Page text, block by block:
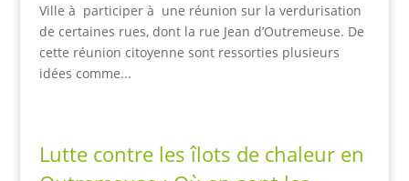
Ville à participer à une réunion sur la verdurisation
de certaines rues, dont la rue Jean d’Outremeuse. De
cette réunion citoyenne sont ressorties plusieurs
idées comme...
Lutte contre les îlots de chaleur en